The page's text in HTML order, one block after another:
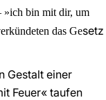
»ich bin mit dir, um
das Gesetz
Gestalt einer
Feuer« taufen